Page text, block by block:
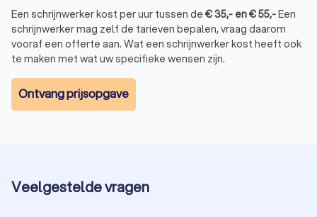
Een schrijnwerker kost per uur tussen de €35,- en€55,-Een
schrijnwerker mag zelf de tarieven bepalen, vraag daarom
vooraf een offerte aan. Wat een schrijnwerker kost heeft ook
te maken met wat uw specifieke wensen zijn.
Ontvang prijsopgave
Veelgestelde vragen